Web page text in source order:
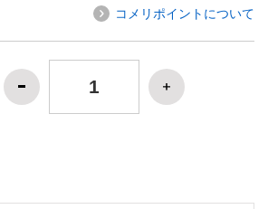
コメリポイントについて